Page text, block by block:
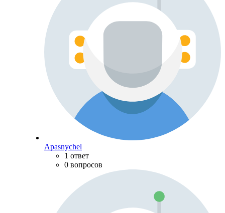
Apasnychel
1 ответ
0 вопросов